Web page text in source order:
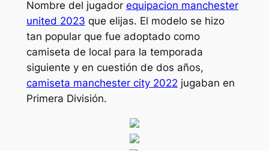
Nombre del jugador equipacion manchester
united 2023 que elijas. El modelo se hizo
tan popular que fue adoptado como
camiseta de local para la temporada
siguiente y en cuestión de dos años,
camiseta manchester city 2022 jugaban en
Primera División.